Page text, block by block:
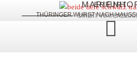
ERFURT
THÜRINGER WURST NACH
DIREKT VOM